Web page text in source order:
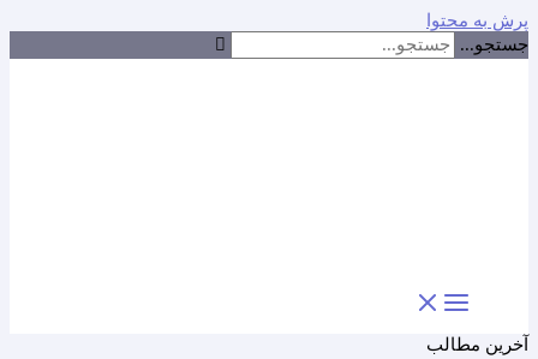
پرش به محتوا
جستجو...
آخرین مطالب